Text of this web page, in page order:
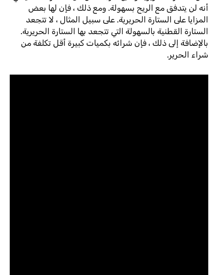
أنه لن يتدفق مع الريح بسهولة. ومع ذلك ، فإن لها بعض
المزايا على الستارة الحريرية. على سبيل المثال ، لا تتجعد
الستارة القطنية بالسهولة التي تتجعد بها الستارة الحريرية.
بالإضافة إلى ذلك ، فإن شرائه بكميات كبيرة أقل تكلفة من
شراء الحرير.